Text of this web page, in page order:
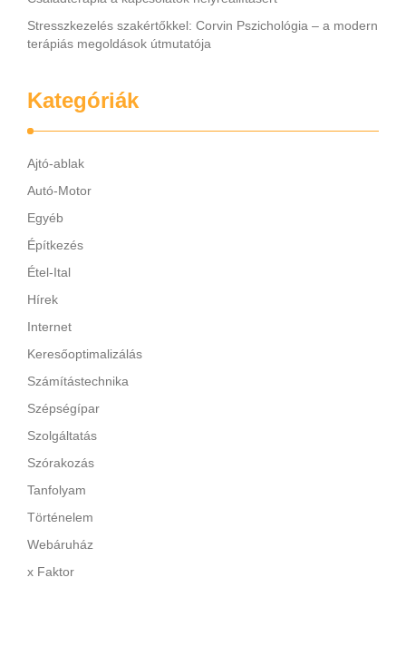
Stresszkezelés szakértőkkel: Corvin Pszichológia – a modern
terápiás megoldások útmutatója
Kategóriák
Ajtó-ablak
Autó-Motor
Egyéb
Építkezés
Étel-Ital
Hírek
Internet
Keresőoptimalizálás
Számítástechnika
Szépségípar
Szolgáltatás
Szórakozás
Tanfolyam
Történelem
Webáruház
x Faktor